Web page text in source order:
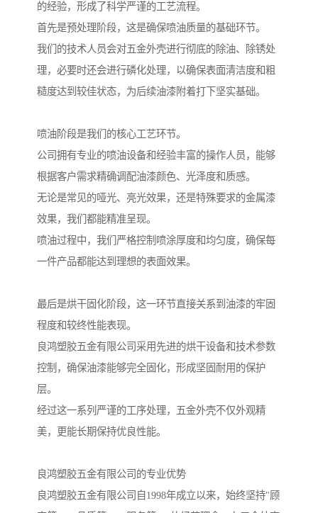
的经验，形成了科学严谨的工艺流程。
首先是预处理阶段，这是确保喷油质量的基础环节。
我们的技术人员会对五金外壳进行彻底的除油、除锈处
理，必要时还会进行磷化处理，以确保表面清洁度和粗
糙度达到较佳状态，为后续油漆附着打下坚实基础。
喷油阶段是我们的核心工艺环节。
公司拥有专业的喷油设备和经验丰富的操作人员，能够
根据客户需求精确调配油漆颜色、光泽度和质感。
无论是常见的哑光、亮光效果，还是特殊要求的金属漆
效果，我们都能精准呈现。
喷油过程中，我们严格控制喷涂厚度和均匀度，确保每
一件产品都能达到理想的表面效果。
最后是烘干固化阶段，这一环节直接关系到油漆的牢固
程度和较终性能表现。
良鸿塑胶五金有限公司采用先进的烘干设备和技术参数
控制，确保油漆能够完全固化，形成坚固耐用的保护
层。
经过这一系列严谨的工序处理，五金外壳不仅外观精
美，更能长期保持优良性能。
良鸿塑胶五金有限公司的专业优势
良鸿塑胶五金有限公司自1998年成立以来，始终坚持"顾